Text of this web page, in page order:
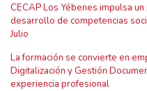
CECAP Los Yébenes impulsa
desarrollo de competencias
Julio
La formación se convierte en
Digitalización y Gestión
experiencia profesional